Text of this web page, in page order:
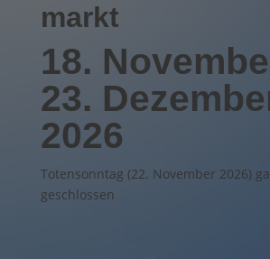
markt
18.
23.
2026
Totensonntag (22. November 2026)
geschlossen